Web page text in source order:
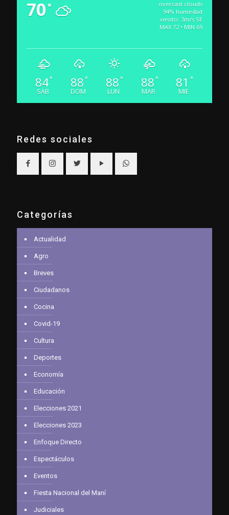
70 °
overcast clouds
94% humedad
viento: 3m/s SE
MAX 72 • MIN 69
84°
SAB
88 °
DOM
88 °
LUN
88 °
MAR
81 °
MIE
Redes sociales
Categorías
Actualidad
Agro
Breves
Ciudadanos
Cocina
Covid-19
Cultura
Deportes
Economía
Educación
Elecciones 2021
Elecciones 2023
Enfoque Directo
Espectáculos
Eventos
Fiesta Nacional del Maní
Judiciales